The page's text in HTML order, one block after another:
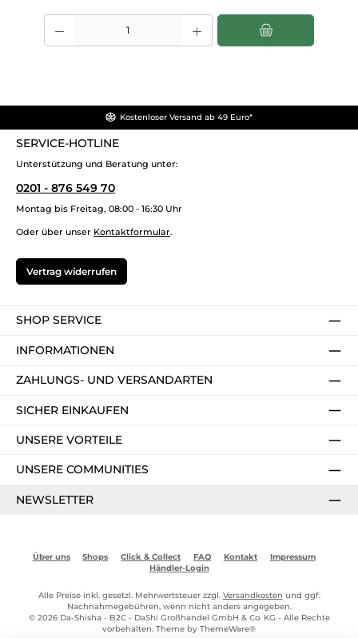
Produkt Anzahl: Gib den gewünschten Wert ein oder benutze die
Kostenloser Versand ab 49 Euro*
SERVICE-HOTLINE
Unterstützung und Beratung unter:
0201 - 876 549 70
Montag bis Freitag, 08:00 - 16:30 Uhr
Oder über unser Kontaktformular.
Vertrag widerrufen
SHOP SERVICE
INFORMATIONEN
ZAHLUNGS- UND VERSANDARTEN
SICHER EINKAUFEN
UNSERE VORTEILE
UNSERE COMMUNITIES
NEWSLETTER
Über uns Shops Click & Collect FAQ Kontakt
Impressum
Händler-Login
Alle Preise inkl. gesetzl. Mehrwertsteuer zzgl. Versandkosten und ggf.
Nachnahmegebühren, wenn nicht anders angegeben.
© 2026 Da-Shisha - B2C - DaShi Großhandel GmbH & Co. KG - Alle Rechte
vorbehalten. Theme by ThemeWare®